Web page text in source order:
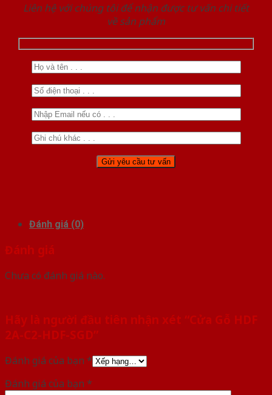
Liên hệ với chúng tôi để nhận được tư vấn chi tiết
về sản phẩm
Đánh giá (0)
Đánh giá
Chưa có đánh giá nào.
Hãy là người đầu tiên nhận xét “Cửa Gỗ HDF
2A-C2-HDF-SGD”
Đánh giá của bạn *
Đánh giá của bạn *